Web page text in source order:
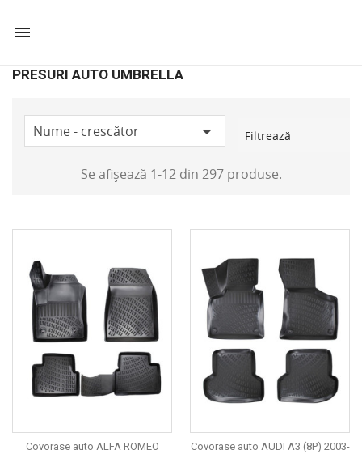

PRESURI AUTO UMBRELLA
Nume - crescător  Filtrează
Se afișează 1-12 din 297 produse.
Covorase auto ALFA ROMEO
Covorase auto AUDI A3 (8P) 2003-